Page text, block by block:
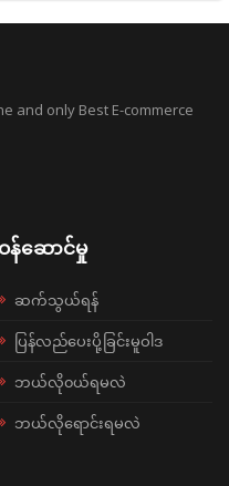
and only Best E-commerce
ဝန်ဆောင်မှု
ဆက်သွယ်ရန်
ပြန်လည်ပေးပို့ခြင်းမူဝါဒ
ဘယ်လို၀ယ်ရမလဲ
ဘယ်လိုရောင်းရမလဲ